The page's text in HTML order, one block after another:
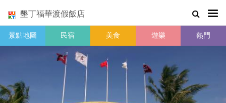
墾丁福華渡假飯店
景點地圖 民宿 美食 遊樂 熱門